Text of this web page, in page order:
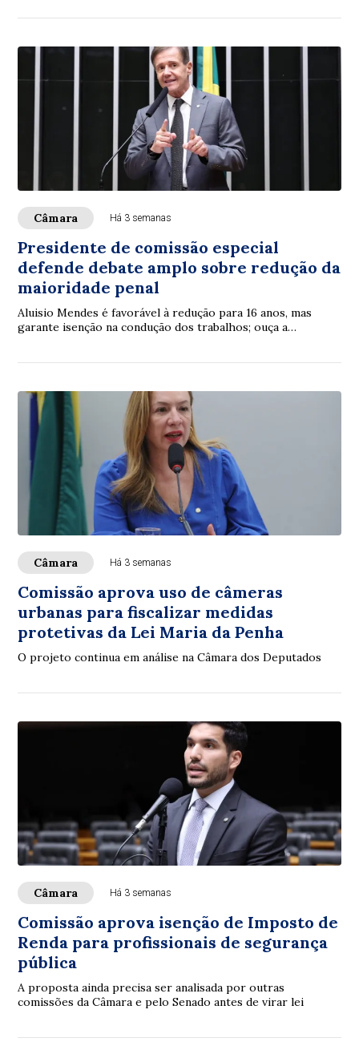
Câmara Há 3 semanas
Presidente de comissão especial
defende debate amplo sobre redução da
maioridade penal
Aluisio Mendes é favorável à redução para 16 anos, mas
garante isenção na condução dos trabalhos; ouça a
Câmara Há 3 semanas
Comissão aprova uso de câmeras
urbanas para fiscalizar medidas
protetivas da Lei Maria da Penha
O projeto continua em análise na Câmara dos Deputados
Câmara Há 3 semanas
Comissão aprova isenção de Imposto de
Renda para profissionais de segurança
pública
A proposta ainda precisa ser analisada por outras
comissões da Câmara e pelo Senado antes de virar lei